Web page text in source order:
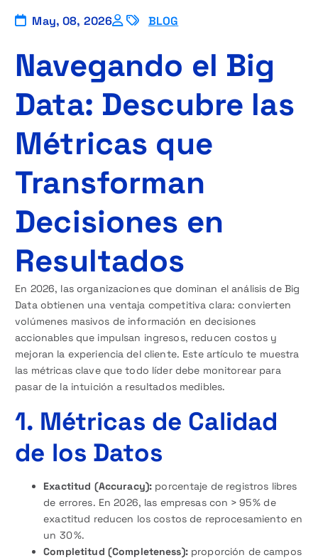
May, 08, 2026 BLOG
Navegando el Big
Data: Descubre las
Métricas que
Transforman
Decisiones en
Resultados
En 2026, las organizaciones que dominan el análisis de Big
Data obtienen una ventaja competitiva clara: convierten
volúmenes masivos de información en decisiones
accionables que impulsan ingresos, reducen costos y
mejoran la experiencia del cliente. Este artículo te muestra
las métricas clave que todo líder debe monitorear para
pasar de la intuición a resultados medibles.
1. Métricas de Calidad
de los Datos
Exactitud (Accuracy): porcentaje de registros libres
de errores. En 2026, las empresas con > 95 % de
exactitud reducen los costos de reprocesamiento en
un 30 %.
Completitud (Completeness):proporción de campos